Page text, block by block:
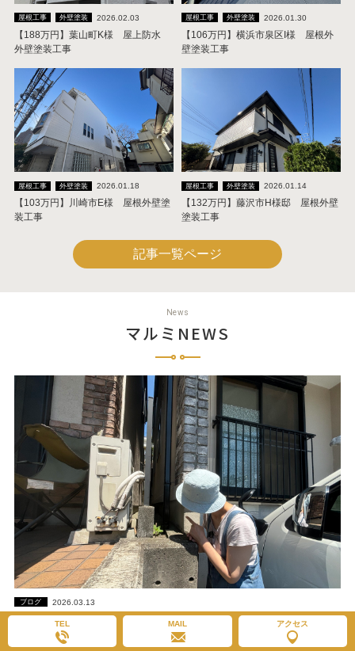
屋根工事 外壁塗装 2026.02.03
【188万円】葉山町K様 屋上防水
外壁塗装工事
屋根工事 外壁塗装 2026.01.30
【106万円】横浜市泉区I様 屋根外
壁塗装工事
屋根工事 外壁塗装 2026.01.18
【103万円】川崎市E様 屋根外壁塗
装工事
屋根工事 外壁塗装 2026.01.14
【132万円】藤沢市H様邸 屋根外壁
塗装工事
記事一覧ページ
News
マルミNEWS
ブログ 2026.03.13
【施主監査】他社から「足場が立たない」と言われ購入を悩んでいた中古戸
建てでの外壁塗装工事
TEL MAIL アクセス